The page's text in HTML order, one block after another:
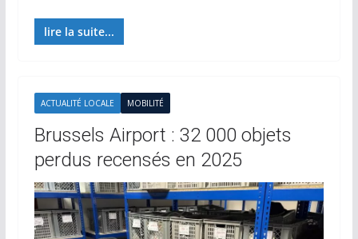
lire la suite...
ACTUALITÉ LOCALE MOBILITÉ
Brussels Airport : 32 000 objets
perdus recensés en 2025